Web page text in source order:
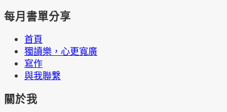
每月書單分享
首頁
獨讀樂，心更寬廣
寫作
與我聯繫
關於我